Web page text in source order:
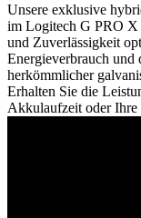
Unsere exklusive
im Logitech G PRO X
und Zuverlässigkeit
Energieverbrauch und
herkömmlicher
Erhalten Sie die
Akkulaufzeit oder Ihre